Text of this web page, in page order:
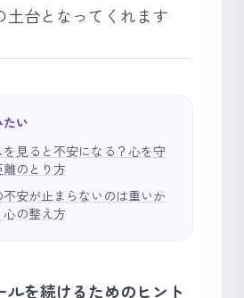
土台となってくれます
い
見ると不安になる？心を守
離のとり方
安が止まらないのは重いか
心の整え方
ルを続けるためのヒント